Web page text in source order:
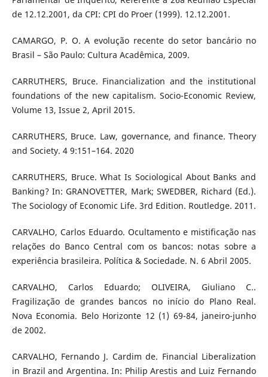
de 12.12.2001, da CPI: CPI do Proer (1999). 12.12.2001.
CAMARGO, P. O. A evolução recente do setor bancário no
Brasil – São Paulo: Cultura Acadêmica, 2009.
CARRUTHERS, Bruce. Financialization and the institutional
foundations of the new capitalism. Socio-Economic Review,
Volume 13, Issue 2, April 2015.
CARRUTHERS, Bruce. Law, governance, and finance. Theory
and Society. 4 9:151–164. 2020
CARRUTHERS, Bruce. What Is Sociological About Banks and
Banking? In: GRANOVETTER, Mark; SWEDBER, Richard (Ed.).
The Sociology of Economic Life. 3rd Edition. Routledge. 2011.
CARVALHO, Carlos Eduardo. Ocultamento e mistificação nas
relações do Banco Central com os bancos: notas sobre a
experiência brasileira. Política & Sociedade. N. 6 Abril 2005.
CARVALHO, Carlos Eduardo; OLIVEIRA, Giuliano C..
Fragilização de grandes bancos no início do Plano Real.
Nova Economia. Belo Horizonte 12 (1) 69-84, janeiro-junho
de 2002.
CARVALHO, Fernando J. Cardim de. Financial Liberalization
in Brazil and Argentina. In: Philip Arestis and Luiz Fernando